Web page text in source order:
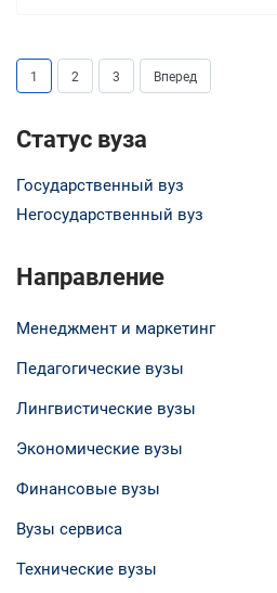
1 2 3 Вперед
Статус вуза
Государственный вуз
Негосударственный вуз
Направление
Менеджмент и маркетинг
Педагогические вузы
Лингвистические вузы
Экономические вузы
Финансовые вузы
Вузы сервиса
Технические вузы